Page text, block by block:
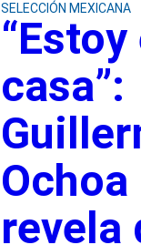
SELECCIÓN MEXICANA
“Estoy
casa”:
Ochoa
revela